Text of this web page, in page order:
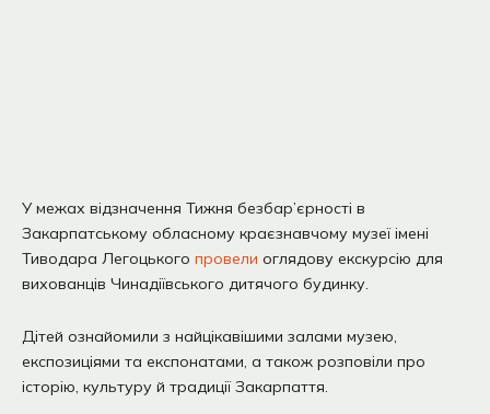
У межах відзначення Тижня безбар’єрності в
Закарпатському обласному краєзнавчому музеї імені
Тиводара Легоцького провели оглядову екскурсію для
вихованців Чинадіївського дитячого будинку.
Дітей ознайомили з найцікавішими залами музею,
експозиціями та експонатами, а також розповіли про
історію, культуру й традиції Закарпаття.